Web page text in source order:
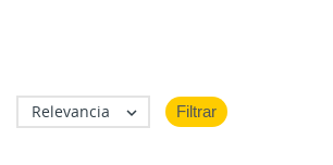
Relevancia  Filtrar